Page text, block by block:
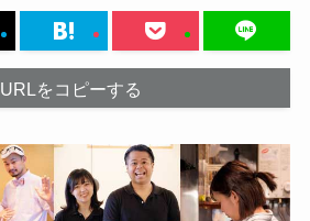
URLをコピーする